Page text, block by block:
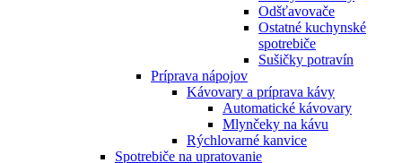
Odšťavovače
Ostatné kuchynské
spotrebiče
Sušičky potravín
Príprava nápojov
Kávovary a príprava kávy
Automatické kávovary
Mlynčeky na kávu
Rýchlovarné kanvice
Spotrebiče na upratovanie